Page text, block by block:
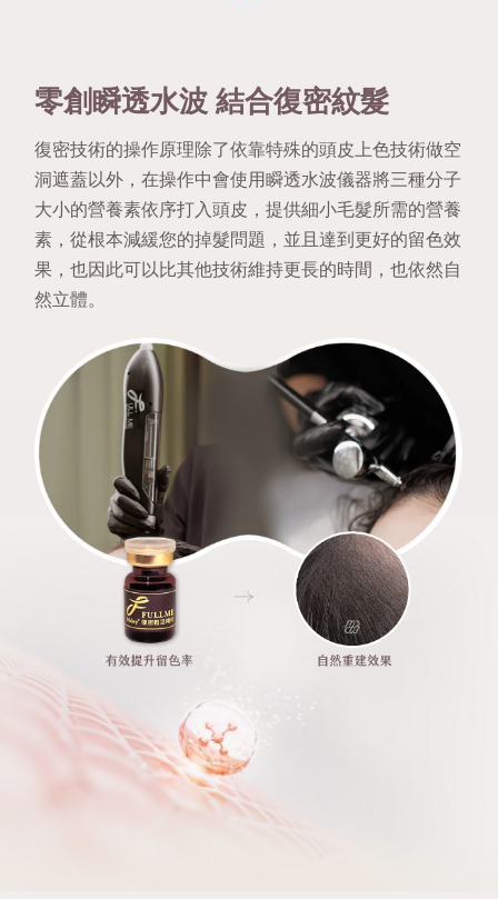
零創瞬透水波 結合復密紋髮
復密技術的操作原理除了依靠特殊的頭皮上色技術做空
洞遮蓋以外，在操作中會使用瞬透水波儀器將三種分子
大小的營養素依序打入頭皮，提供細小毛髮所需的營養
素，從根本減緩您的掉髮問題，並且達到更好的留色效
果，也因此可以比其他技術維持更長的時間，也依然自
然立體。